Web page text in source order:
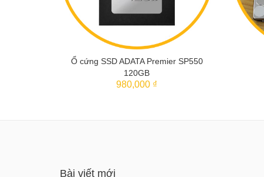
THÊM VÀO GIỎ
Ổ cứng SSD ADATA Premier SP550
120GB
980,000 ₫
Bài viết mới